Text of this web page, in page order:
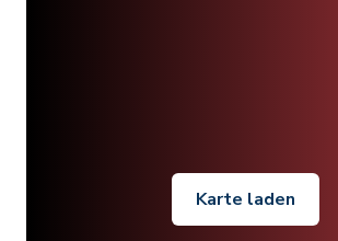
Karte laden